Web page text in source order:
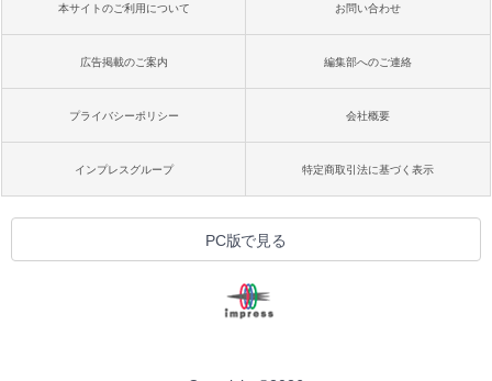
本サイトのご利用について お問い合わせ
広告掲載のご案内 編集部へのご連絡
プライバシーポリシー 会社概要
インプレスグループ 特定商取引法に基づく表示
PC版で見る